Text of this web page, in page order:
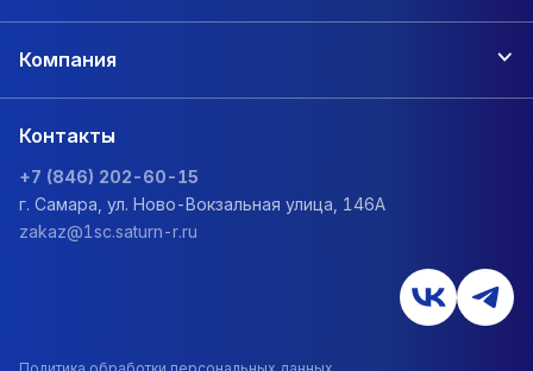
Компания
Контакты
+7 (846) 202-60-15
г. Самара, ул. Ново-Вокзальная улица, 146А
zakaz@1sc.saturn-r.ru